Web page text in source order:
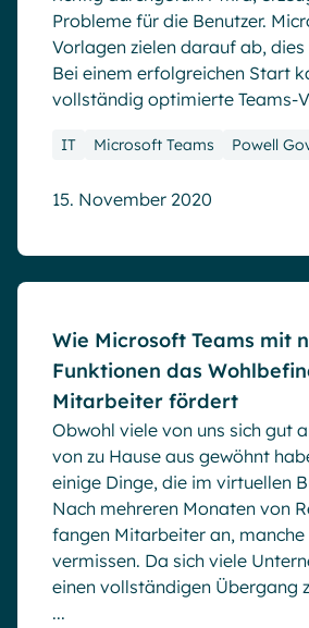
Probleme für die Benutzer.
Vorlagen zielen darauf ab, dies
Bei einem erfolgreichen Start
vollständig optimierte Teams-
IT Microsoft Teams Powell
15. November 2020
Wie Microsoft Teams mit
Funktionen das
Mitarbeiter fördert
Obwohl viele von uns sich gut
von zu Hause aus gewöhnt
einige Dinge, die im virtuellen
Nach mehreren Monaten von
fangen Mitarbeiter an, manche
vermissen. Da sich viele
einen vollständigen Übergang
...